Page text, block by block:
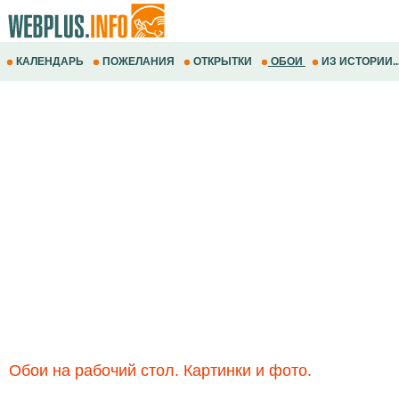
КАЛЕНДАРЬ ПОЖЕЛАНИЯ ОТКРЫТКИ ОБОИ ИЗ
Обои на рабочий стол. Картинки и фото.